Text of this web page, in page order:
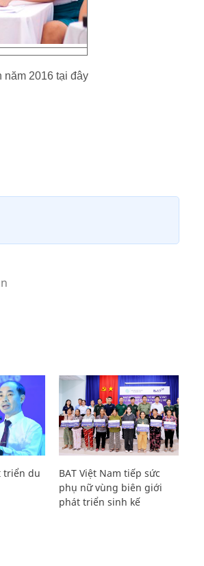
năm 2016 tại đây
triển du
BAT Việt Nam tiếp sức
phụ nữ vùng biên giới
phát triển sinh kế